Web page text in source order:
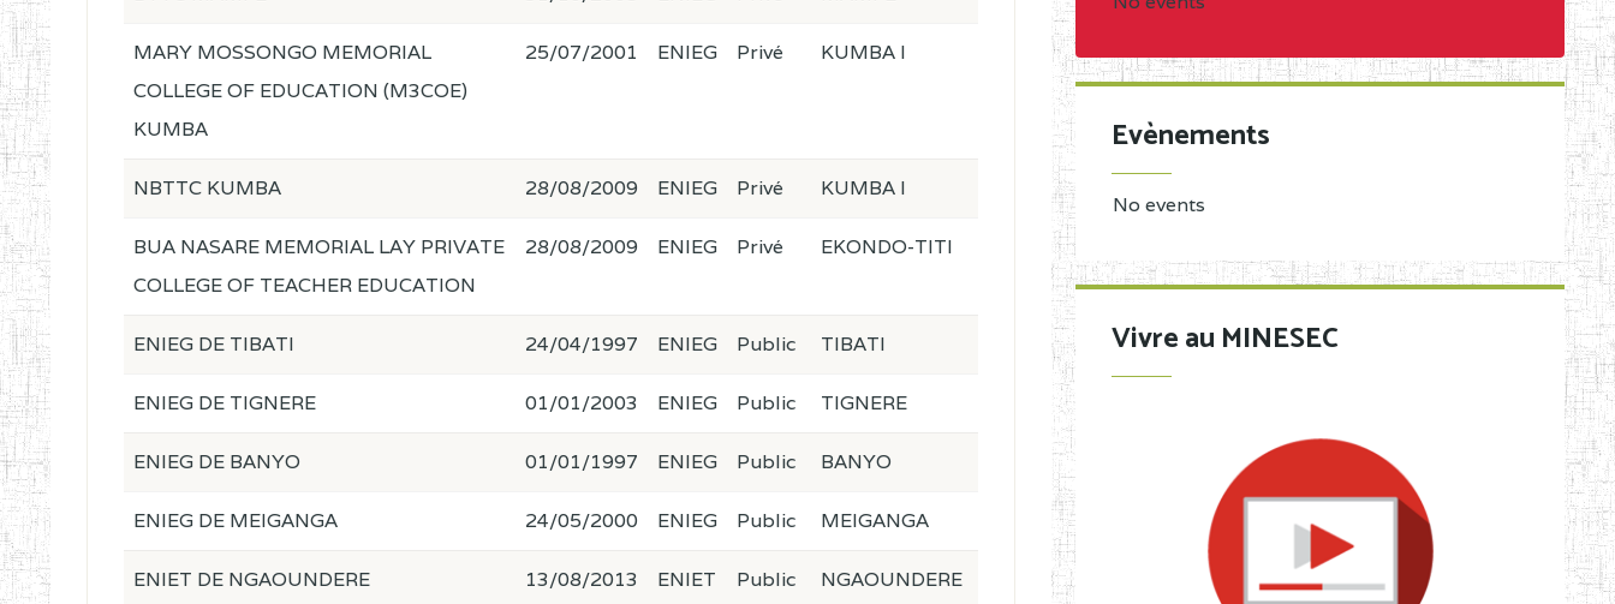
MARY MOSSONGO MEMORIAL
COLLEGE OF EDUCATION (M3COE)
KUMBA
25/07/2001 ENIEG Privé KUMBA I
NBTTC KUMBA 28/08/2009 ENIEG Privé KUMBA I
BUA NASARE MEMORIAL LAY PRIVATE
COLLEGE OF TEACHER EDUCATION
28/08/2009 ENIEG Privé EKONDO-TITI
ENIEG DE TIBATI 24/04/1997 ENIEG Public TIBATI
ENIEG DE TIGNERE 01/01/2003 ENIEG Public TIGNERE
ENIEG DE BANYO 01/01/1997 ENIEG Public BANYO
ENIEG DE MEIGANGA 24/05/2000 ENIEG Public MEIGANGA
ENIET DE NGAOUNDERE 13/08/2013 ENIET Public
NGAOUNDERE
Evènements
No events
Vivre au MINESEC